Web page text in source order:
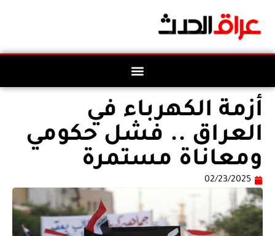
أزمة الكهرباء في
العراق .. فشل حكومي
ومعاناة مستمرة
02/23/2025